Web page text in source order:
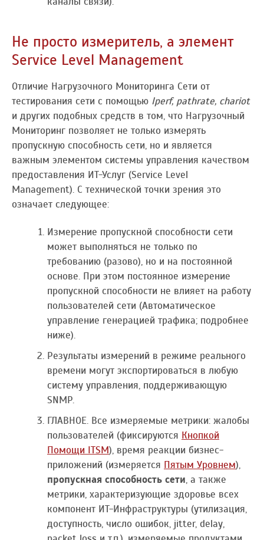
Не просто измеритель, а элемент
Service Level Management
Отличие Нагрузочного Мониторинга Сети от
тестирования сети с помощью Iperf, pathrate, chariot
и других подобных средств в том, что Нагрузочный
Мониторинг позволяет не только измерять
пропускную способность сети, но и является
важным элементом системы управления качеством
предоставления ИТ-Услуг (Service Level
Management). С технической точки зрения это
означает следующее:
Измерение пропускной способности сети
может выполняться не только по
требованию (разово), но и на постоянной
основе. При этом постоянное измерение
пропускной способности не влияет на работу
пользователей сети (Автоматическое
управление генерацией трафика; подробнее
ниже).
Результаты измерений в режиме реального
времени могут экспортироваться в любую
систему управления, поддерживающую
SNMP.
ГЛАВНОЕ. Все измеряемые метрики: жалобы
пользователей (фиксируются Кнопкой
Помощи ITSM), время реакции бизнес-
приложений (измеряется Пятым Уровнем),
пропускная способность сети, а также
метрики, характеризующие здоровье всех
компонент ИТ-Инфраструктуры (утилизация,
доступность, число ошибок, jitter, delay,